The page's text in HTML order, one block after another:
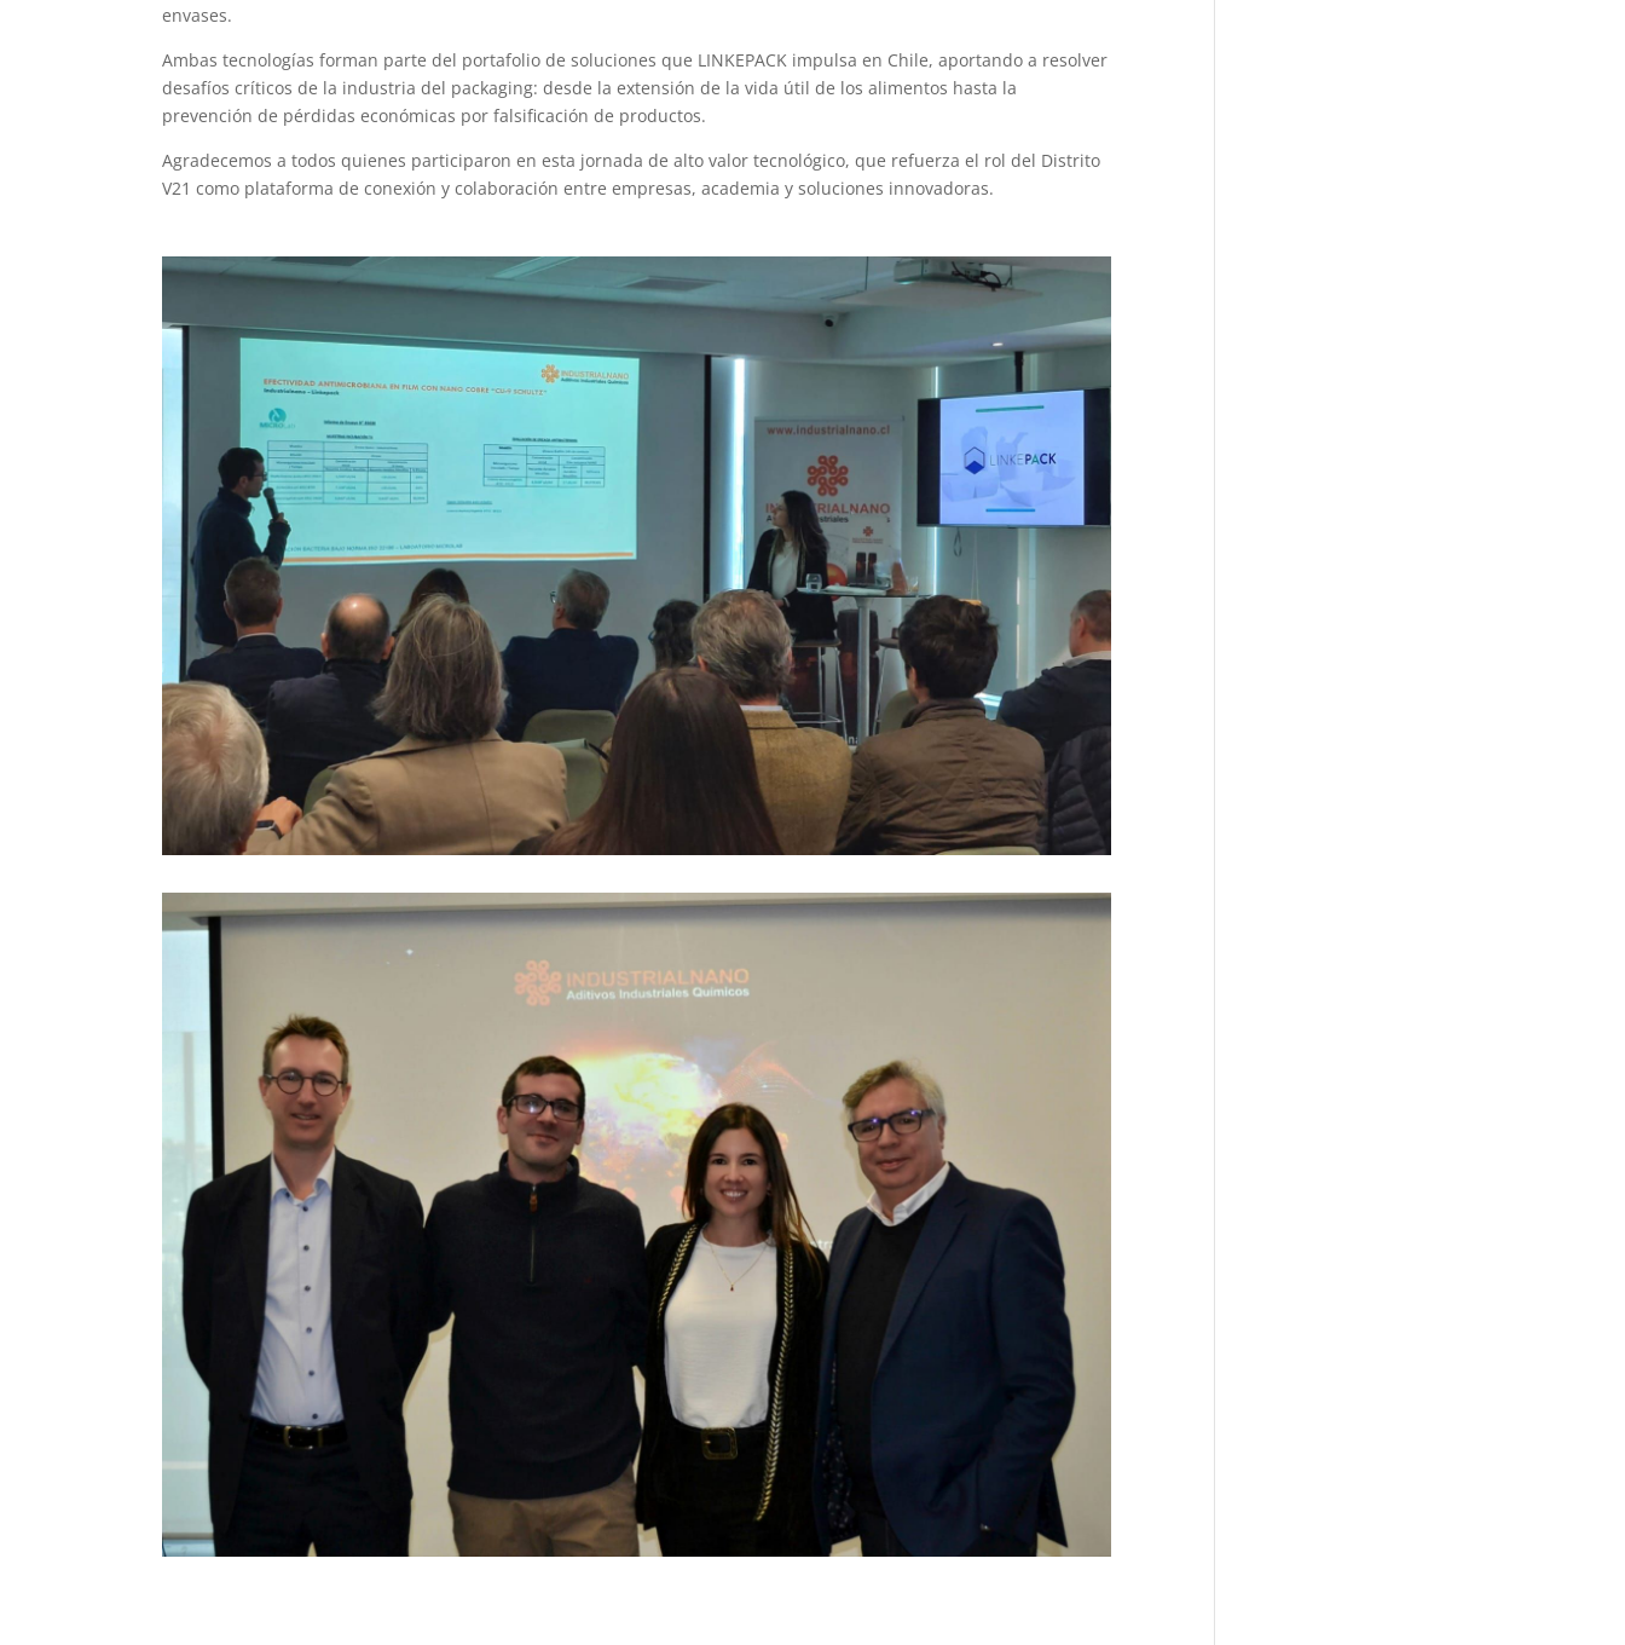
envases.
Ambas tecnologías forman parte del portafolio de soluciones que LINKEPACK impulsa en Chile, aportando a resolver
desafíos críticos de la industria del packaging: desde la extensión de la vida útil de los alimentos hasta la
prevención de pérdidas económicas por falsificación de productos.
Agradecemos a todos quienes participaron en esta jornada de alto valor tecnológico, que refuerza el rol del Distrito
V21 como plataforma de conexión y colaboración entre empresas, academia y soluciones innovadoras.